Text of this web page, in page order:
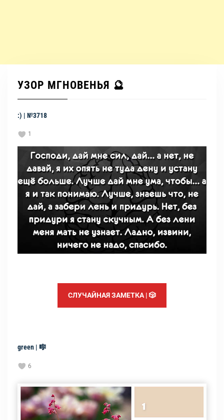
УЗОР МГНОВЕНЬЯ 🔮
:) | №3718
1
СЛУЧАЙНАЯ ЗАМЕТКА | 🎲
green | 🎼
6